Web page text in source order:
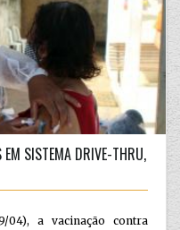
EM SISTEMA DRIVE-THRU,
04), a vacinação contra